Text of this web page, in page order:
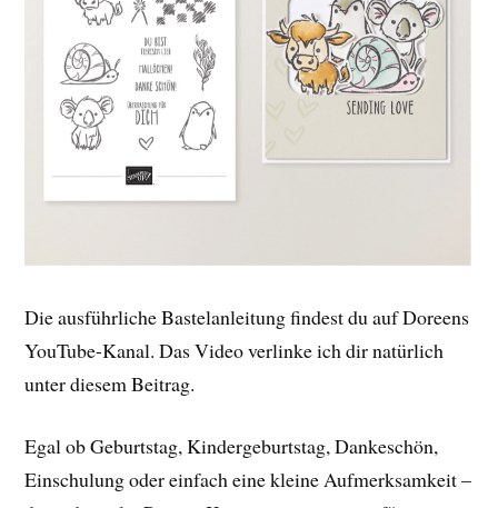
Die ausführliche Bastelanleitung findest du auf Doreens
YouTube-Kanal. Das Video verlinke ich dir natürlich
unter diesem Beitrag.
Egal ob Geburtstag, Kindergeburtstag, Dankeschön,
Einschulung oder einfach eine kleine Aufmerksamkeit –